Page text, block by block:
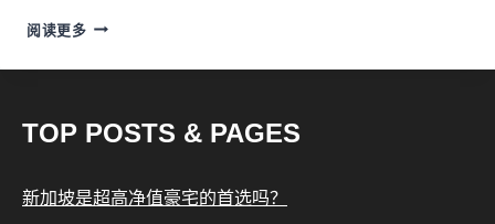
阅读更多
TOP POSTS & PAGES
新加坡是超高净值豪宅的首选吗？